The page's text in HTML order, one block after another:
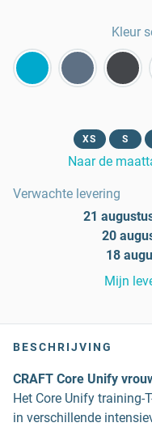
Kleur
XS S
Naar de
Verwachte levering
21
20
18
Mijn
BESCHRIJVING
CRAFT Core Unify
Het Core Unify training-
in verschillende